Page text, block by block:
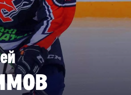
Дивизион Серебряный
АКМ-Новомосковск
Красноярские Рыси
Ладья
Локо-76
МХК Молот